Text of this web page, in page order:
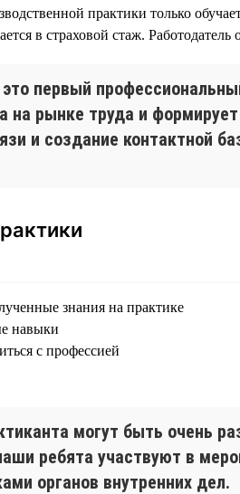
практики только
в страховой стаж.
первый
на рынке труда и
и создание контактной
знания на практике
навыки
с профессией
могут быть очень
ребята участвуют в
органов внутренних дел.